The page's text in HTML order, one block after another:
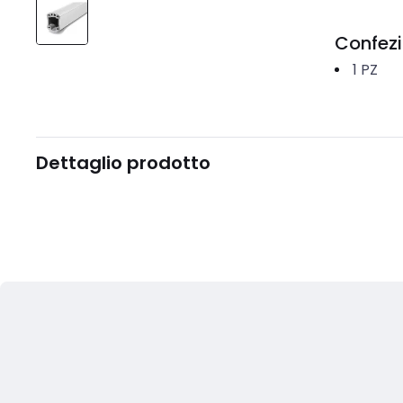
1 PZ
Dettaglio prodotto